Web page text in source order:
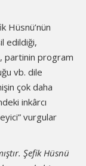
Hüsnü’nün
edildiği,
partinin program
vb. dile
çok daha
inkârcı
vurgular
Şefik Hüsnü